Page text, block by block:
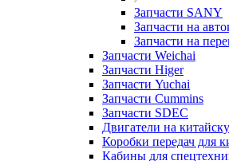
Запчасти SANY
Запчасти на
Запчасти на
Запчасти Weichai
Запчасти Higer
Запчасти Yuchai
Запчасти Cummins
Запчасти SDEC
Двигатели на
Коробки передач для
Кабины для